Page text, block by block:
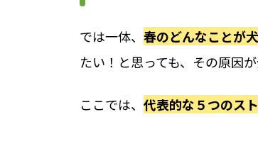
では一体、 春のどんなことが
たい！と思っても、その原因
ここでは、 代表的な５つのス